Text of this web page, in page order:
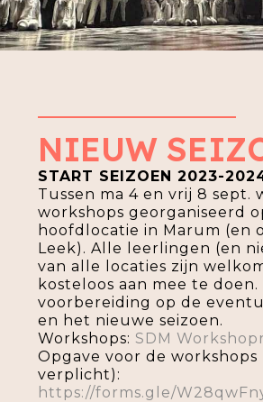
NIEUW
START SEIZOEN 2023-
Tussen ma 4 en vrij 8 sept.
workshops georganiseerd
hoofdlocatie in Marum (en
Leek). Alle leerlingen (en
van alle locaties zijn
kosteloos aan mee te doen.
voorbereiding op de
en het nieuwe seizoen.
Workshops: SDM
Opgave voor de workshops
verplicht):
https://forms.gle/